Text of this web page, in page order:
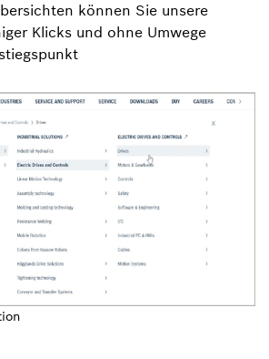
können Sie unsere
Klicks und ohne Umwege